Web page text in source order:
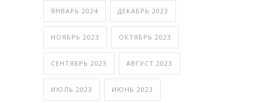
ЯНВАРЬ 2024 ДЕКАБРЬ 2023
НОЯБРЬ 2023 ОКТЯБРЬ 2023
СЕНТЯБРЬ 2023 АВГУСТ 2023
ИЮЛЬ 2023 ИЮНЬ 2023